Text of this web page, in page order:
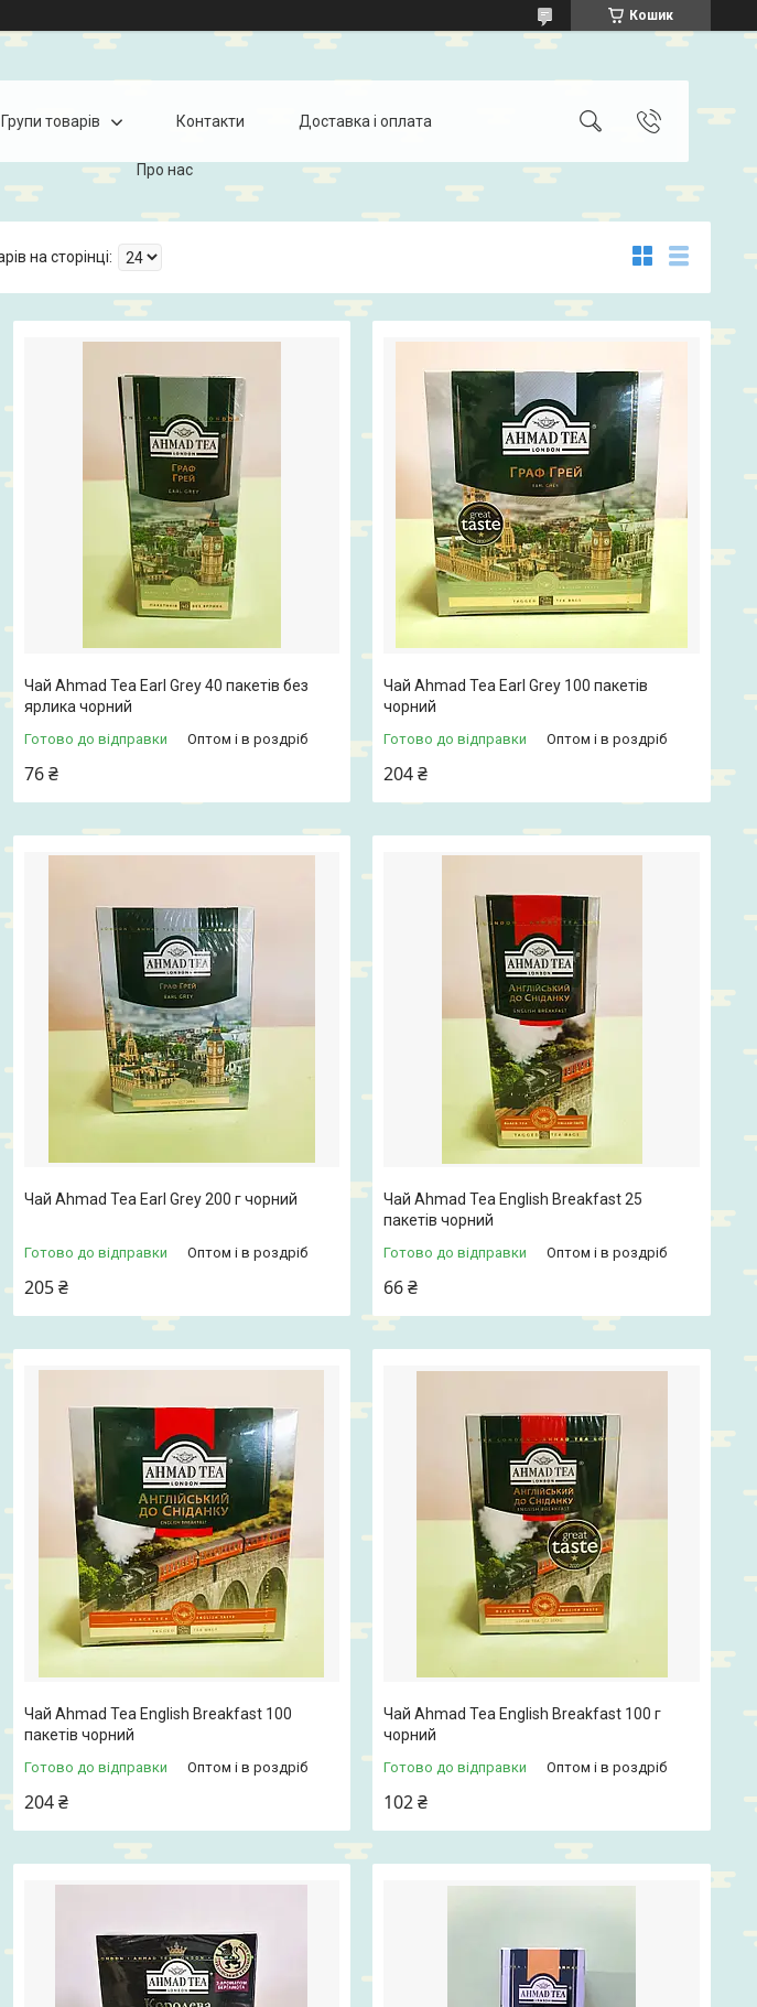
Кошик
Групи товарів Контакти Доставка і оплата
Про нас
Чай Ahmad Tea Earl Grey 40 пакетів без
ярлика чорний
Готово до відправки Оптом і в роздріб
76 ₴
Чай Ahmad Tea Earl Grey 100 пакетів
чорний
Готово до відправки Оптом і в роздріб
204 ₴
Чай Ahmad Tea Earl Grey 200 г чорний
Готово до відправки Оптом і в роздріб
205 ₴
Чай Ahmad Tea English Breakfast 25
пакетів чорний
Готово до відправки Оптом і в роздріб
66 ₴
Чай Ahmad Tea English Breakfast 100
пакетів чорний
Готово до відправки Оптом і в роздріб
204 ₴
Чай Ahmad Tea English Breakfast 100 г
чорний
Готово до відправки Оптом і в роздріб
102 ₴